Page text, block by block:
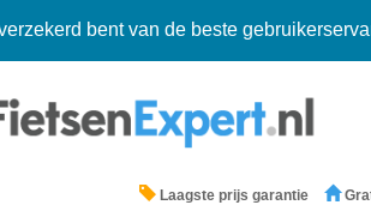
bent van de beste
Laagste prijs garantie